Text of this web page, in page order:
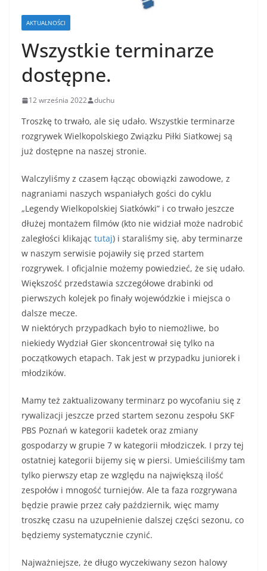
AKTUALNOŚCI
Wszystkie terminarze
dostępne.
12 września 2022 duchu
Troszkę to trwało, ale się udało. Wszystkie terminarze
rozgrywek Wielkopolskiego Związku Piłki Siatkowej są
już dostępne na naszej stronie.
Walczyliśmy z czasem łącząc obowiązki zawodowe, z
nagraniami naszych wspaniałych gości do cyklu
„Legendy Wielkopolskiej Siatkówki” i co trwało jeszcze
dłużej montażem filmów (kto nie widział może nadrobić
zaległości klikając tutaj) i staraliśmy się, aby terminarze
w naszym serwisie pojawiły się przed startem
rozgrywek. I oficjalnie możemy powiedzieć, że się udało.
Większość przedstawia szczegółowe drabinki od
pierwszych kolejek po finały wojewódzkie i miejsca o
dalsze mecze.
W niektórych przypadkach było to niemożliwe, bo
niekiedy Wydział Gier skoncentrował się tylko na
początkowych etapach. Tak jest w przypadku juniorek i
młodzików.
Mamy też zaktualizowany terminarz po wycofaniu się z
rywalizacji jeszcze przed startem sezonu zespołu SKF
PBS Poznań w kategorii kadetek oraz zmiany
gospodarzy w grupie 7 w kategorii młodziczek. I przy tej
ostatniej kategorii bijemy się w piersi. Umieściliśmy tam
tylko pierwszy etap ze względu na największą ilość
zespołów i mnogość turniejów. Ale ta faza rozgrywana
będzie prawie przez cały październik, więc mamy
troszkę czasu na uzupełnienie dalszej części sezonu, co
będziemy systematycznie czynić.
Najważniejsze, że długo wyczekiwany sezon halowy